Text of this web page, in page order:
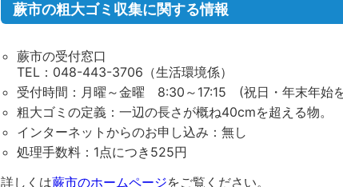
蕨市の粗大ゴミ収集に関する情報
蕨市の受付窓口
TEL：048-443-3706（生活環境係）
受付時間：月曜～金曜 8:30～17:15 (祝日・年末年始
粗大ゴミの定義：一辺の長さが概ね40cmを超える物。
インターネットからのお申し込み：無し
処理手数料：1点につき525円
詳しくは蕨市のホームページをご覧ください。